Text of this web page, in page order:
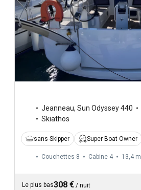
Jeanneau, Sun Odyssey 440
Skiathos
sans Skipper Super Boat Owner
Couchettes 8 Cabine 4 13,4 m
Le plus bas308 € / nuit